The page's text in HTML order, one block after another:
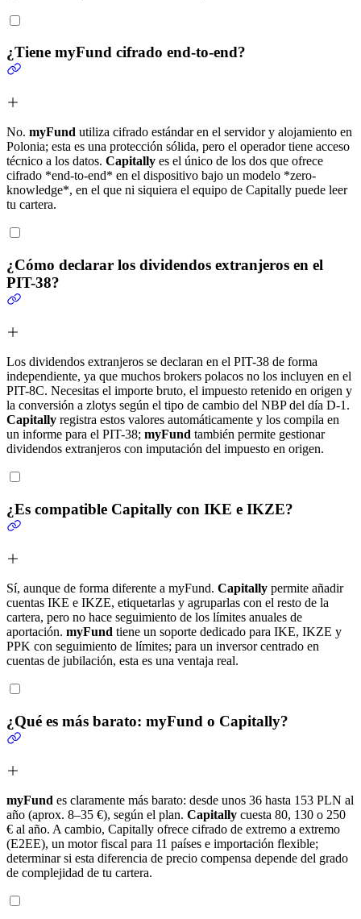
¿Tiene myFund cifrado end-to-end?
No. myFund utiliza cifrado estándar en el servidor y alojamiento en
Polonia; esta es una protección sólida, pero el operador tiene acceso
técnico a los datos. Capitally es el único de los dos que ofrece
cifrado *end-to-end* en el dispositivo bajo un modelo *zero-
knowledge*, en el que ni siquiera el equipo de Capitally puede leer
tu cartera.
¿Cómo declarar los dividendos extranjeros en el
PIT-38?
Los dividendos extranjeros se declaran en el PIT-38 de forma
independiente, ya que muchos brokers polacos no los incluyen en el
PIT-8C. Necesitas el importe bruto, el impuesto retenido en origen y
la conversión a zlotys según el tipo de cambio del NBP del día D-1.
Capitally registra estos valores automáticamente y los compila en
un informe para el PIT-38; myFund también permite gestionar
dividendos extranjeros con imputación del impuesto en origen.
¿Es compatible Capitally con IKE e IKZE?
Sí, aunque de forma diferente a myFund. Capitally permite añadir
cuentas IKE e IKZE, etiquetarlas y agruparlas con el resto de la
cartera, pero no hace seguimiento de los límites anuales de
aportación. myFund tiene un soporte dedicado para IKE, IKZE y
PPK con seguimiento de límites; para un inversor centrado en
cuentas de jubilación, esta es una ventaja real.
¿Qué es más barato: myFund o Capitally?
myFund es claramente más barato: desde unos 36 hasta 153 PLN al
año (aprox. 8–35 €), según el plan. Capitally cuesta 80, 130 o 250
€ al año. A cambio, Capitally ofrece cifrado de extremo a extremo
(E2EE), un motor fiscal para 11 países e importación flexible;
determinar si esta diferencia de precio compensa depende del grado
de complejidad de tu cartera.